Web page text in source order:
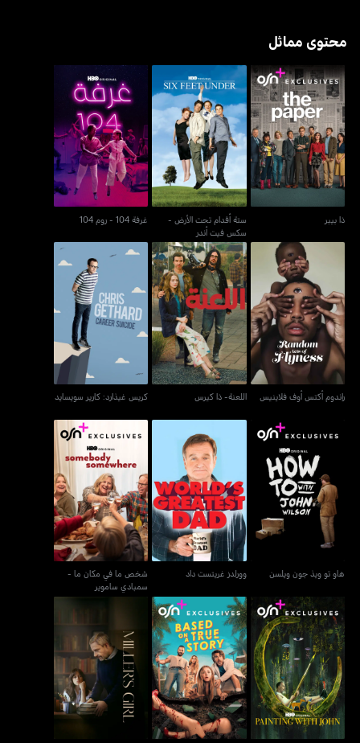
محتوى مماثل
ذا بيبر
ذا بيبر
ستة أقدام تحت الأرض -
سكس فيت أندر
ستة أقدام تحت الأرض -
سكس فيت أندر
غرفة 104 - روم 104
غرفة 104 - روم 104
راندوم أكتس أوف فلاينيس
راندوم أكتس أوف فلاينيس
اللعنة- ذا كيرس
اللعنة- ذا كيرس
كريس غيذارد: كارير
سويسايد
كريس غيذارد: كارير سويسايد
هاو تو ويذ جون ويلسن
هاو تو ويذ جون ويلسن
وورلدز غريتست داد
وورلدز غريتست داد
شخص ما في مكان ما -
سمبادي ساموير
شخص ما في مكان ما -
سمبادي ساموير
باينتينغ ويذ جون
عن قصة حقيقية - بيسد
أون إي ترو ستوري
ميلرز غيرل